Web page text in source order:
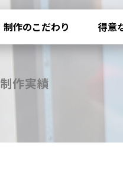
制作のこだわり 得意
制作実績